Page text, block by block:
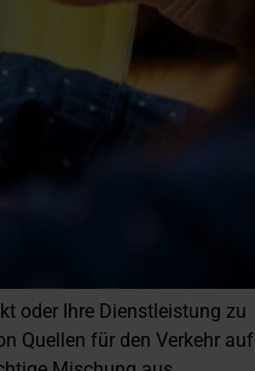
oder Ihre Dienstleistung zu
Quellen für den Verkehr auf